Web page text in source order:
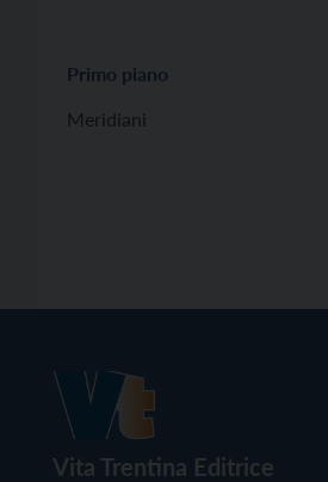
Primo piano
Meridiani
Vita Trentina Editrice